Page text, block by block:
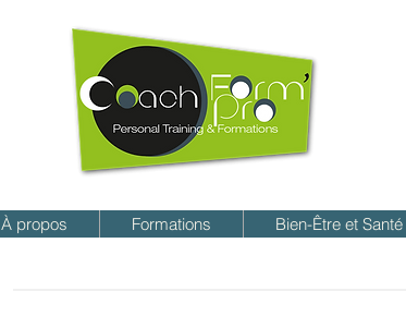
À propos Formations Bien-Être et Santé